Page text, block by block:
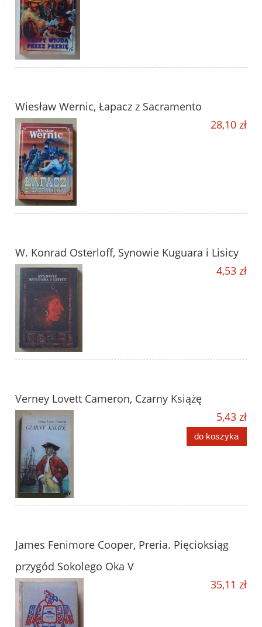
Wiesław Wernic, Łapacz z Sacramento
28,10 zł
W. Konrad Osterloff, Synowie Kuguara i Lisicy
4,53 zł
Verney Lovett Cameron, Czarny Książę
5,43 zł
do koszyka
James Fenimore Cooper, Preria. Pięcioksiąg
przygód Sokolego Oka V
35,11 zł